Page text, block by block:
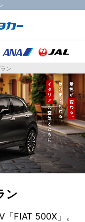
ン
ン
FIAT 500X」。